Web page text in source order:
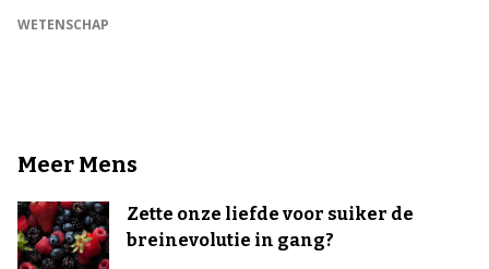
WETENSCHAP
Meer Mens
Zette onze liefde voor suiker de
breinevolutie in gang?